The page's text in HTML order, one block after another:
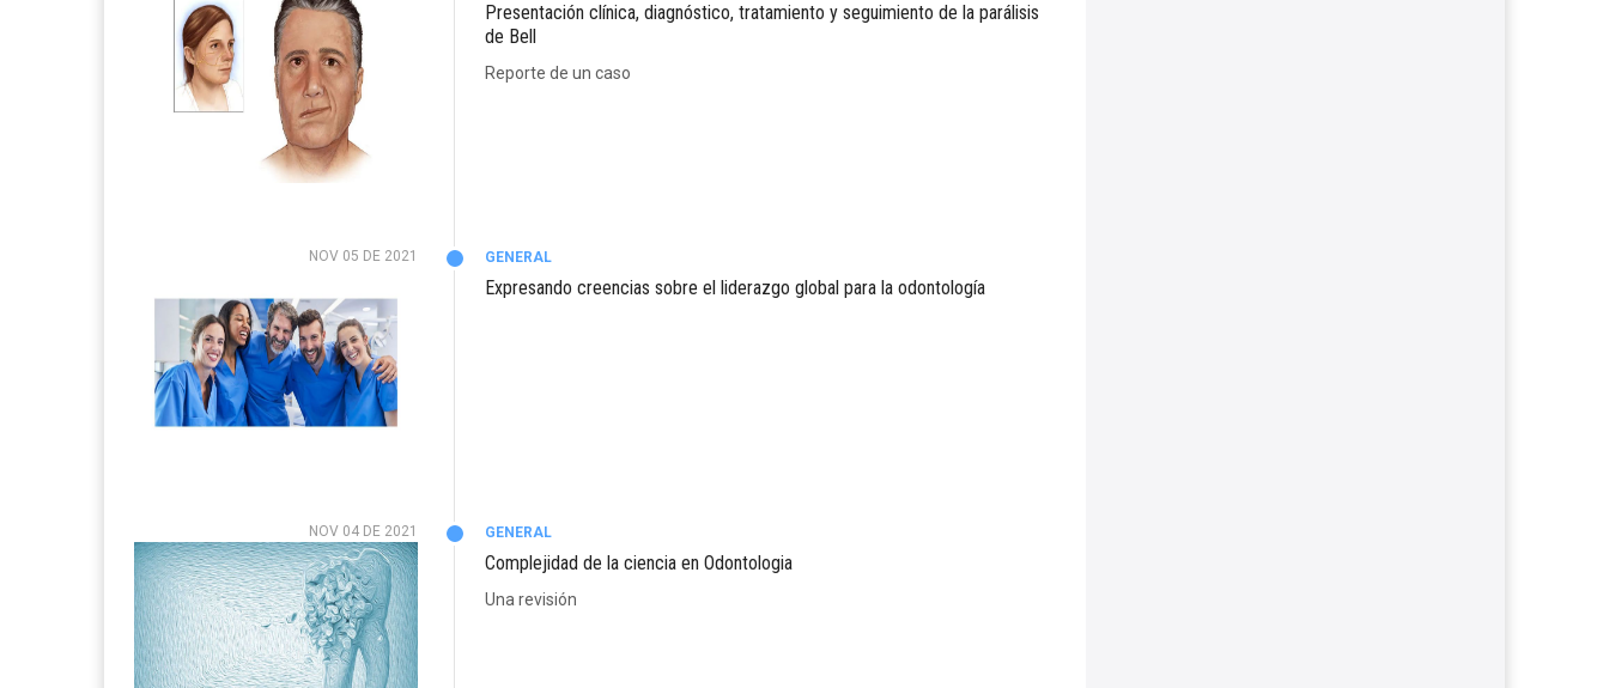
Presentación clínica, diagnóstico, tratamiento y seguimiento de la parálisis
de Bell
Reporte de un caso
NOV 05 DE 2021 GENERAL
Expresando creencias sobre el liderazgo global para la odontología
NOV 04 DE 2021 GENERAL
Complejidad de la ciencia en Odontologia
Una revisión